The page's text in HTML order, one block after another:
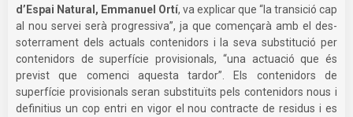
d’Espai Natural, Emmanuel Ortí, va explicar que “la transició cap
al nou servei serà progressiva”, ja que començarà amb el des-
soterrament dels actuals contenidors i la seva substitució per
contenidors de superfície provisionals, “una actuació que és
previst que comenci aquesta tardor”. Els contenidors de
superfície provisionals seran substituïts pels contenidors nous i
definitius un cop entri en vigor el nou contracte de residus i es